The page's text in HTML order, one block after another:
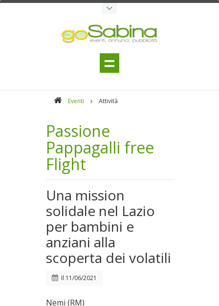
Eventi Attività
Passione
Pappagalli free
Flight
Una mission
solidale nel Lazio
per bambini e
anziani alla
scoperta dei volatili
Il 11/06/2021
Nemi (RM)